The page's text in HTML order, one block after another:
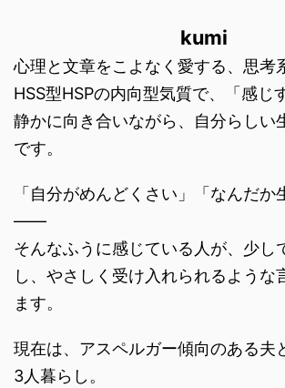
kumi
心理と文章をこよなく愛する、思考
HSS型HSPの内向型気質で、「感じ
静かに向き合いながら、自分らしい
です。
「自分がめんどくさい」「なんだか
――
そんなふうに感じている人が、少し
し、やさしく受け入れられるような
ます。
現在は、アスペルガー傾向のある夫
3人暮らし。